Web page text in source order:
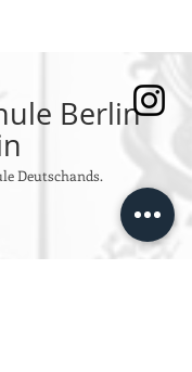
Berlin
Deutschands.